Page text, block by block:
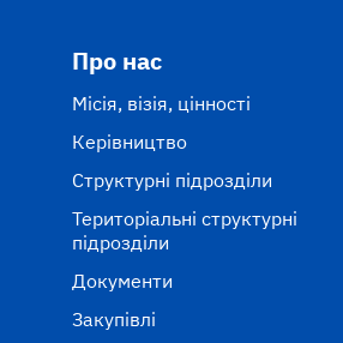
Про нас
Місія, візія, цінності
Керівництво
Структурні підрозділи
Територіальні структурні
підрозділи
Документи
Закупівлі